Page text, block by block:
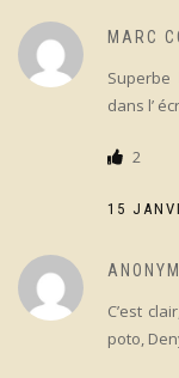
MARC
dans l’
2
15
C’est
poto,